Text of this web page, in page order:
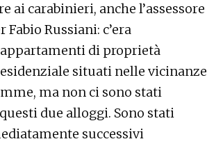
carabinieri, anche l’assessore
Russiani: c’era
di proprietà
situati nelle vicinanze
ma non ci sono stati
due alloggi. Sono stati
successivi